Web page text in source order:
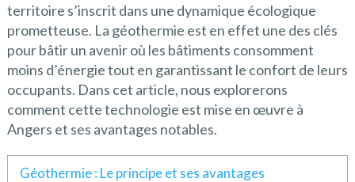
territoire s’inscrit dans une dynamique écologique
prometteuse. La géothermie est en effet une des clés
pour bâtir un avenir où les bâtiments consomment
moins d’énergie tout en garantissant le confort de leurs
occupants. Dans cet article, nous explorerons
comment cette technologie est mise en œuvre à
Angers et ses avantages notables.
Géothermie : Le principe et ses avantages